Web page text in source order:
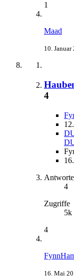
1
Maad
10.
4
4
Zugriffe
5k
4
16. Mai